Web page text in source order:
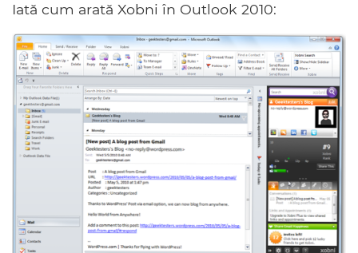
Iată cum arată Xobni în Outlook 2010: